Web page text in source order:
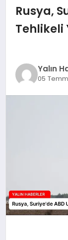
DÜNYA
EKONOMİ
EĞİTİM
Rusya,
Tehlikeli
Yalın
05